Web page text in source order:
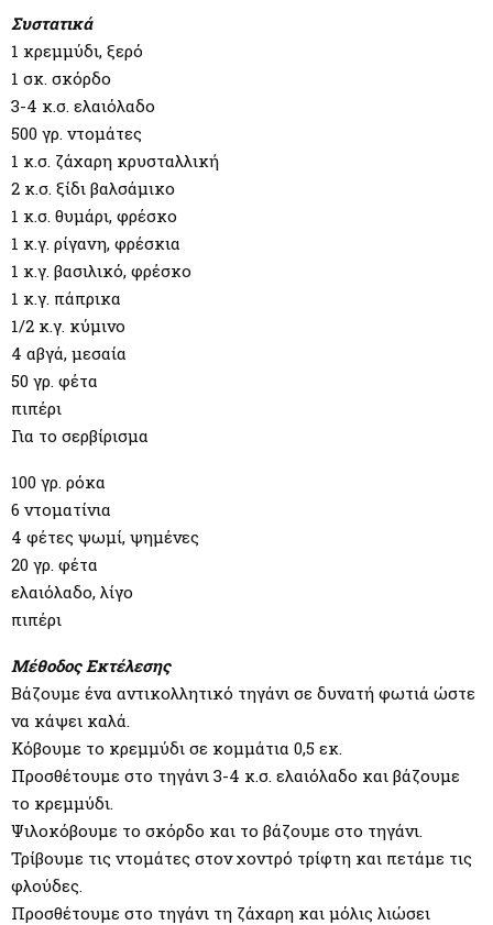
E
N
U
Συστατικά
1 κρεμμύδι, ξερό
1 σκ. σκόρδο
3-4 κ.σ. ελαιόλαδο
500 γρ. ντομάτες
1 κ.σ. ζάχαρη κρυσταλλική
2 κ.σ. ξίδι βαλσάμικο
1 κ.σ. θυμάρι, φρέσκο
1 κ.γ. ρίγανη, φρέσκια
1 κ.γ. βασιλικό, φρέσκο
1 κ.γ. πάπρικα
1/2 κ.γ. κύμινο
4 αβγά, μεσαία
50 γρ. φέτα
πιπέρι
Για το σερβίρισμα
100 γρ. ρόκα
6 ντοματίνια
4 φέτες ψωμί, ψημένες
20 γρ. φέτα
ελαιόλαδο, λίγο
πιπέρι
Μέθοδος Εκτέλεσης
Βάζουμε ένα αντικολλητικό τηγάνι σε δυνατή φωτιά ώστε
να κάψει καλά.
Κόβουμε το κρεμμύδι σε κομμάτια 0,5 εκ.
Προσθέτουμε στο τηγάνι 3-4 κ.σ. ελαιόλαδο και βάζουμε
το κρεμμύδι.
Ψιλοκόβουμε το σκόρδο και το βάζουμε στο τηγάνι.
Τρίβουμε τις ντομάτες στον χοντρό τρίφτη και πετάμε τις
φλούδες.
Προσθέτουμε στο τηγάνι τη ζάχαρη και μόλις λιώσει